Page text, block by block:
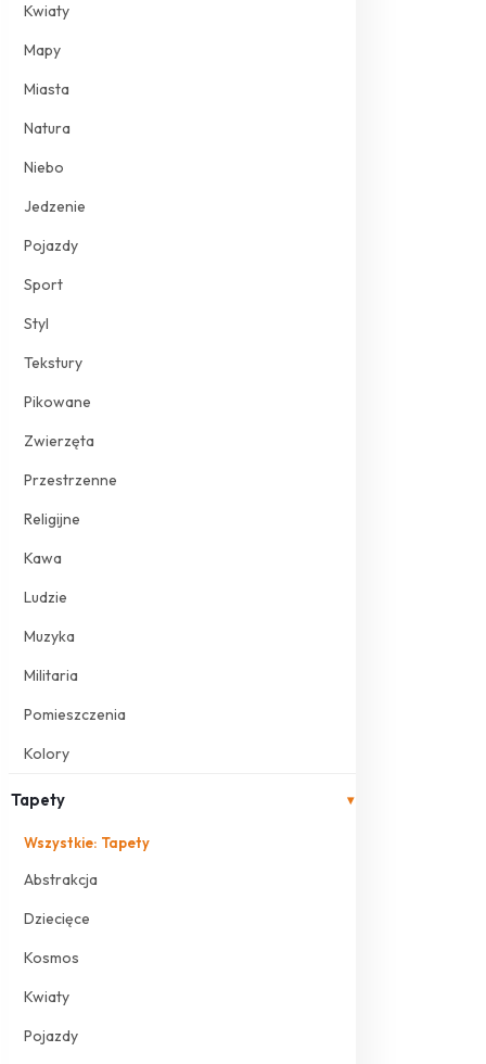
Kwiaty
Mapy
Miasta
Natura
Niebo
Jedzenie
Pojazdy
Sport
Styl
Tekstury
Pikowane
Zwierzęta
Przestrzenne
Religijne
Kawa
Ludzie
Muzyka
Militaria
Pomieszczenia
Kolory
Tapety ▾
Wszystkie: Tapety
Abstrakcja
Dziecięce
Kosmos
Kwiaty
Pojazdy